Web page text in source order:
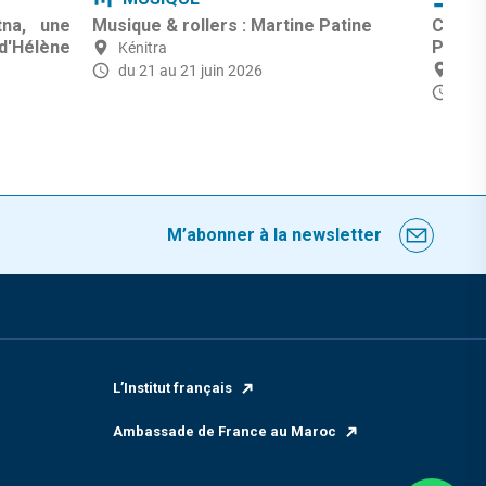
une
Musique & rollers : Martine Patine
Kénitra
du 21 au 21 juin 2026
Paul
M’abonner à la newsletter
L’Institut français
Ambassade de France au Maroc